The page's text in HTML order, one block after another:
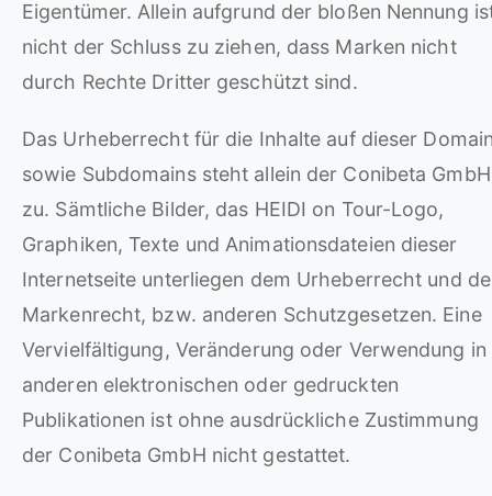
Eigentümer. Allein aufgrund der bloßen Nennung
nicht der Schluss zu ziehen, dass Marken nicht
durch Rechte Dritter geschützt sind.
Das Urheberrecht für die Inhalte auf dieser
sowie Subdomains steht allein der Conibeta GmbH
zu. Sämtliche Bilder, das HEIDI on Tour-Logo,
Graphiken, Texte und Animationsdateien dieser
Internetseite unterliegen dem Urheberrecht und
Markenrecht, bzw. anderen Schutzgesetzen. Eine
Vervielfältigung, Veränderung oder Verwendung in
anderen elektronischen oder gedruckten
Publikationen ist ohne ausdrückliche Zustimmung
der Conibeta GmbH nicht gestattet.